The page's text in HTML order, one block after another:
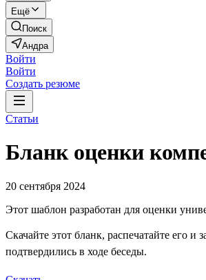
Ещё
Поиск
Андра
Войти
Войти
Создать резюме
Статьи
Бланк оценки
20 сентября 2024
Этот шаблон разработан для оценки
Скачайте этот бланк, распечатайте его
подтвердились в ходе беседы.